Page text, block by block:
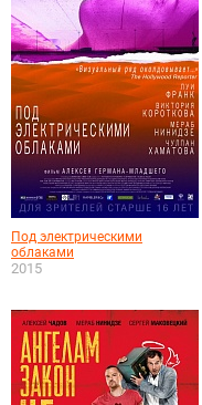
Под электрическими
облаками
2015